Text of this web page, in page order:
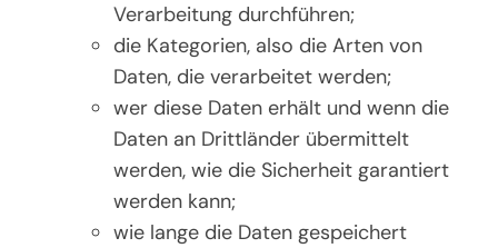
Verarbeitung durchführen;
die Kategorien, also die Arten von
Daten, die verarbeitet werden;
wer diese Daten erhält und wenn die
Daten an Drittländer übermittelt
werden, wie die Sicherheit garantiert
werden kann;
wie lange die Daten gespeichert